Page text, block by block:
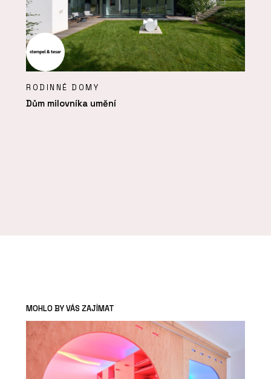
RODINNÉ DOMY
Dům milovníka umění
MOHLO BY VÁS ZAJÍMAT